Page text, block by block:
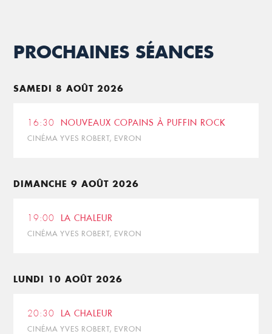
PROCHAINES SÉANCES
SAMEDI 8 AOÛT 2026
16:30 NOUVEAUX COPAINS À PUFFIN ROCK
CINÉMA YVES ROBERT, EVRON
DIMANCHE 9 AOÛT 2026
19:00 LA CHALEUR
CINÉMA YVES ROBERT, EVRON
LUNDI 10 AOÛT 2026
20:30 LA CHALEUR
CINÉMA YVES ROBERT, EVRON